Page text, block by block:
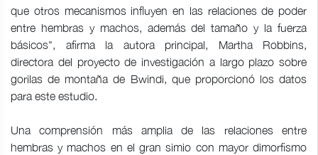
que otros mecanismos influyen en las relaciones de poder
entre hembras y machos, además del tamaño y la fuerza
básicos", afirma la autora principal, Martha Robbins,
directora del proyecto de investigación a largo plazo sobre
gorilas de montaña de Bwindi, que proporcionó los datos
para este estudio.
Una comprensión más amplia de las relaciones entre
hembras y machos en el gran simio con mayor dimorfismo